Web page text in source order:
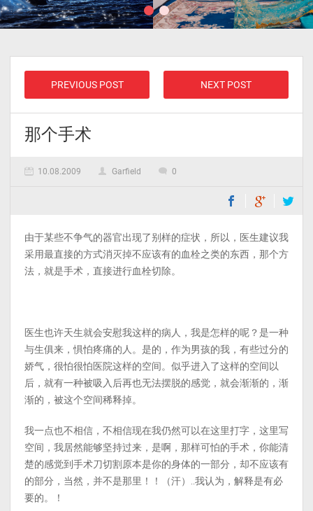
PREVIOUS POST NEXT POST
那个手术
10.08.2009 Garfield 0
由于某些不争气的器官出现了别样的症状，所以，医生建议我
采用最直接的方式消灭掉不应该有的血栓之类的东西，那个方
法，就是手术，直接进行血栓切除。­
医生也许天生就会安慰我这样的病人，我是怎样的呢？是一种
与生俱来，惧怕疼痛的人。是的，作为男孩的我，有些过分的
娇气，很怕很怕医院这样的空间。似乎进入了这样的空间以
后，就有一种被吸入后再也无法摆脱的感觉，就会渐渐的，渐
渐的，被这个空间稀释掉。­
我一点也不相信，不相信现在我仍然可以在这里打字，这里写
空间，我居然能够坚持过来，是啊，那样可怕的手术，你能清
楚的感觉到手术刀切割原本是你的身体的一部分，却不应该有
的部分，当然，并不是那里！！（汗）..我认为，解释是有必
要的。！­